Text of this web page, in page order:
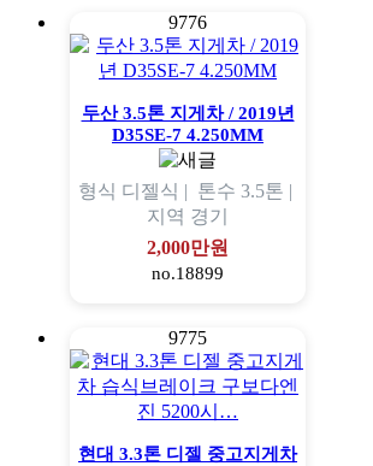
9776
두산 3.5톤 지게차 / 2019년
D35SE-7 4.250MM
형식 디젤식 | 톤수 3.5톤 |
지역 경기
2,000만원
no.18899
9775
현대 3.3톤 디젤 중고지게차